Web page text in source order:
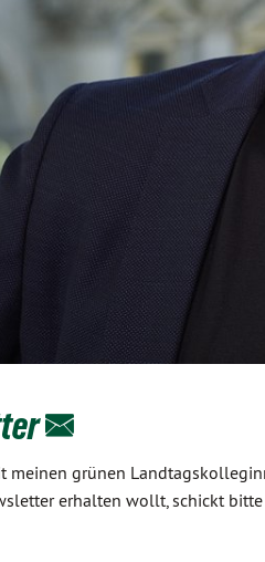
meinen grünen
erhalten wollt, schickt